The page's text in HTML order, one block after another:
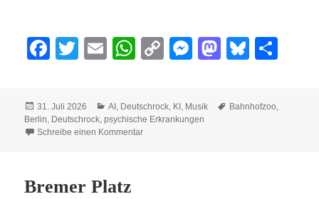
Fa
ok
T
r
E
W
A
pp
C
Li
M
ng
M
do
Bl
y
Veröffentlicht
am
31. Juli 2026 Kategorien
AI , Deutschrock, KI , Musik Schlagwörter
Bahnhofzoo,
Berlin, Deutschrock,psychische Erkrankungen
Schreibe einen Kommentarzu Am Bahnhof Zoo
Bremer Platz